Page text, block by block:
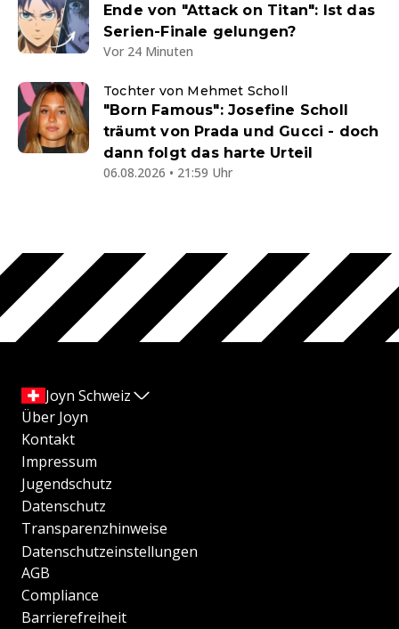
Ende von "Attack on Titan": Ist das
Serien-Finale gelungen?
Vor 24 Minuten
Tochter von Mehmet Scholl
"Born Famous": Josefine Scholl
träumt von Prada und Gucci - doch
dann folgt das harte Urteil
06.08.2026 • 21:59 Uhr
Joyn Schweiz
Über Joyn
Kontakt
Impressum
Jugendschutz
Datenschutz
Transparenzhinweise
Datenschutzeinstellungen
AGB
Compliance
Barrierefreiheit